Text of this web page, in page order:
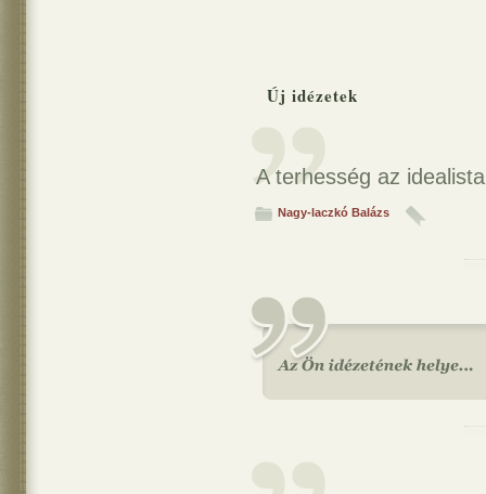
Új idézetek
A terhesség az
Nagy-laczkó Balázs